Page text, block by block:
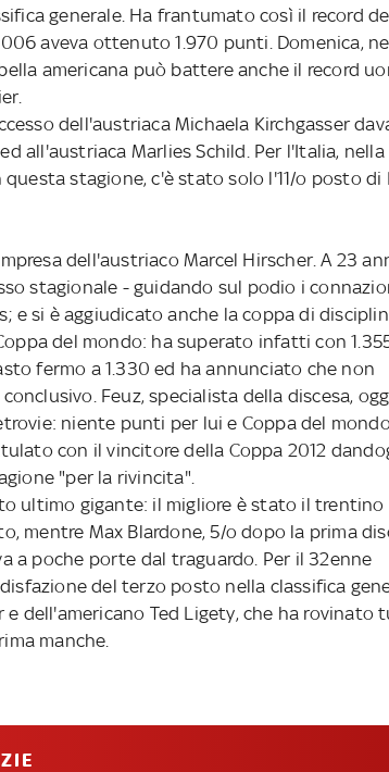
generale. Ha frantumato così il record
aveva ottenuto 1.970 punti. Domenica,
americana può battere anche il record
dell'austriaca Michaela Kirchgasser
all'austriaca Marlies Schild. Per l'Italia, nella
stagione, c'è stato solo l'11/o posto di
dell'austriaco Marcel Hirscher. A 23
stagionale - guidando sul podio i
e si è aggiudicato anche la coppa di
del mondo: ha superato infatti con
fermo a 1.330 ed ha annunciato che non
Feuz, specialista della discesa,
niente punti per lui e Coppa del
con il vincitore della Coppa 2012
"per la rivincita".
ultimo gigante: il migliore è stato il trentino
mentre Max Blardone, 5/o dopo la prima
a poche porte dal traguardo. Per il 32enne
del terzo posto nella classifica
e dell'americano Ted Ligety, che ha rovinato
manche.